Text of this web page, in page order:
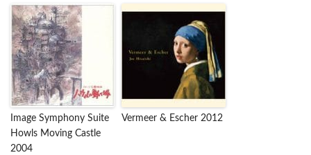
Image Symphony Suite
Howls Moving Castle
2004
Vermeer & Escher 2012